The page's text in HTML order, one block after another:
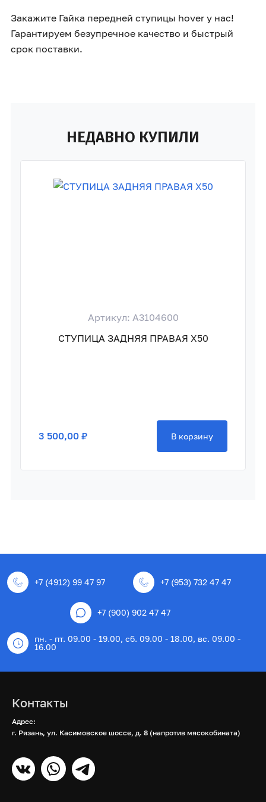
Закажите Гайка передней ступицы hover у нас!
Гарантируем безупречное качество и быстрый
срок поставки.
НЕДАВНО КУПИЛИ
Артикул: A3104600
СТУПИЦА ЗАДНЯЯ ПРАВАЯ X50
3 500,00 ₽ В корзину
+7 (4912) 99 47 97 +7 (953) 732 47 47
+7 (900) 902 47 47
пн. - пт. 09.00 - 19.00, сб. 09.00 - 18.00, вс. 09.00 -
16.00
Контакты
Адрес:
г. Рязань, ул. Касимовское шоссе, д. 8 (напротив мясокобината)